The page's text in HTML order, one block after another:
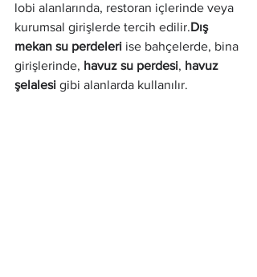
lobi alanlarında, restoran içlerinde veya
kurumsal girişlerde tercih edilir.Dış
mekan su perdeleri ise bahçelerde, bina
girişlerinde, havuz su perdesi, havuz
şelalesi gibi alanlarda kullanılır.